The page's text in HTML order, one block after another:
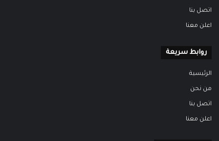
اتصل بنا
اعلن معنا
روابط سريعة
الرئيسية
من نحن
اتصل بنا
اعلن معنا